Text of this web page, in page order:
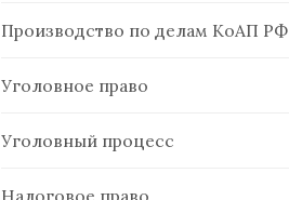
Производство по делам КоАП РФ
Уголовное право
Уголовный процесс